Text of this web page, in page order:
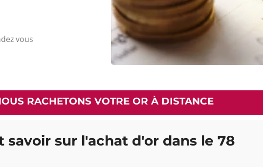
vous
RACHETONS VOTRE OR À DISTANCE
savoir sur l'achat d'or dans le 78